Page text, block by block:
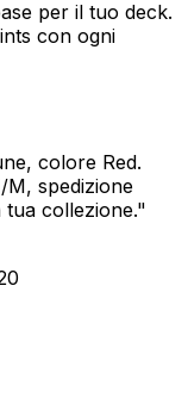
per il tuo deck.
con ogni
colore Red.
M, spedizione
collezione."